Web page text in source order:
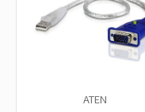
ATEN